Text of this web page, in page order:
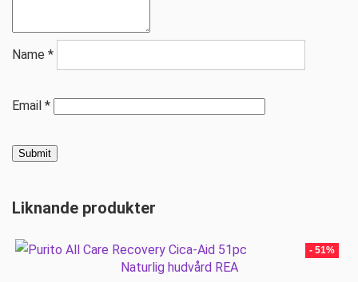
Name *
Email *
Liknande produkter
- 51%
Naturlig hudvård REA